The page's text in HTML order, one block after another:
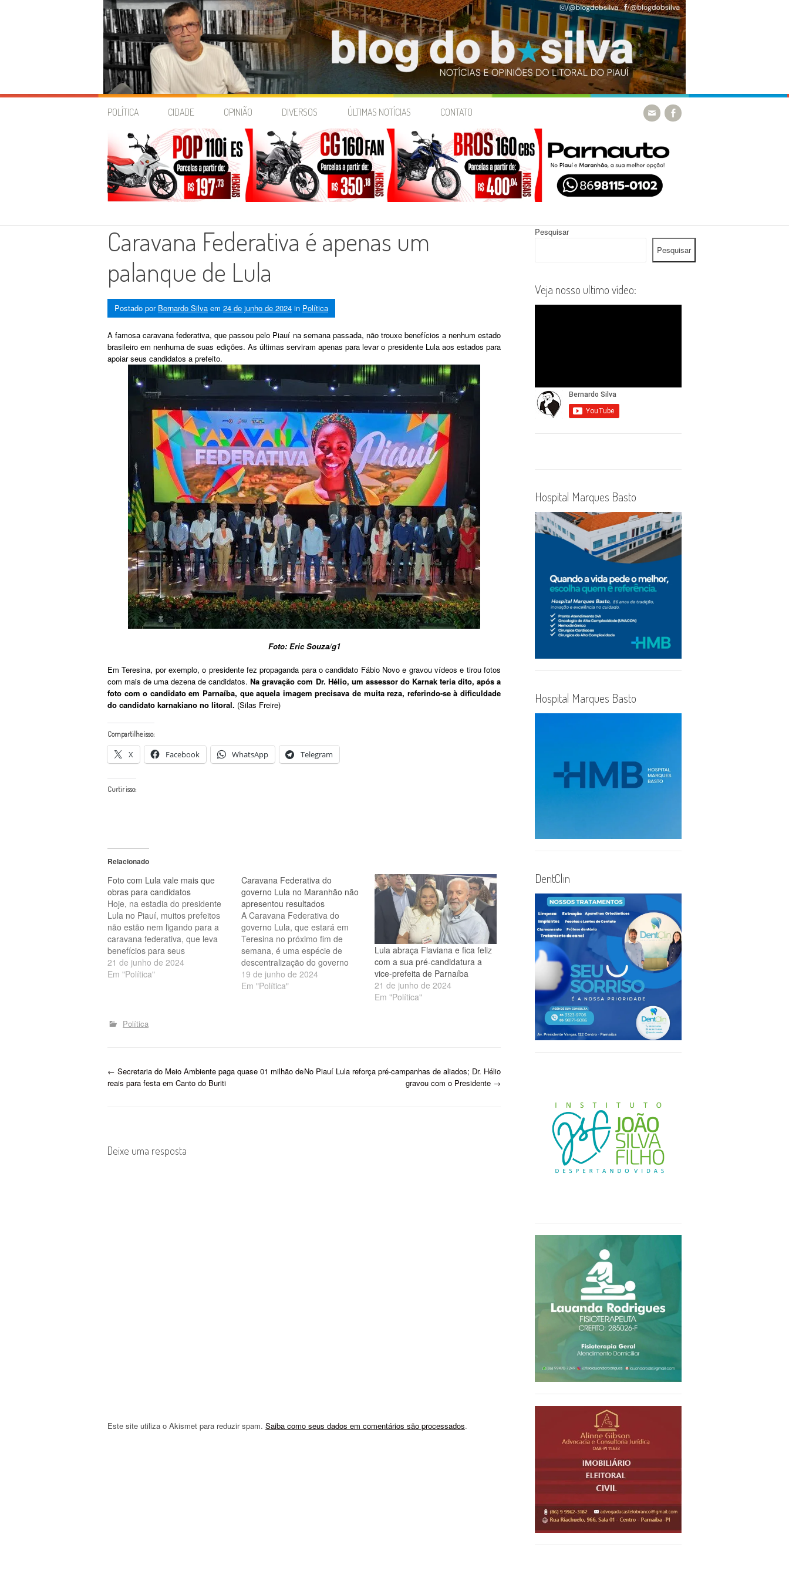
Skip
POLÍTICA CIDADE OPINIÃO DIVERSOS ÚLTIMAS NOTÍCIAS CONTATO
Caravana Federativa é apenas um
palanque de Lula
Postado por Bernardo Silva em 24 de junho de 2024 in Política
A famosa caravana federativa, que passou pelo Piauí na semana passada, não trouxe benefícios a nenhum estado
brasileiro em nenhuma de suas edições. As últimas serviram apenas para levar o presidente Lula aos estados para
apoiar seus candidatos a prefeito.
Foto: Eric Souza/g1
Em Teresina, por exemplo, o presidente fez propaganda para o candidato Fábio Novo e gravou vídeos e tirou fotos
com mais de uma dezena de candidatos.Na gravação com Dr. Hélio, um assessor do Karnak teria dito, após a
foto com o candidato em Parnaíba, que aquela imagem precisava de muita reza, referindo-se à dificuldade
do candidato karnakiano no litoral. (Silas Freire)
Compartilhe isso:
X Facebook WhatsApp Telegram
Curtir isso:
Relacionado
Foto com Lula vale mais que
obras para candidatos
Hoje, na estadia do presidente
Lula no Piauí, muitos prefeitos
não estão nem ligando para a
caravana federativa, que leva
benefícios para seus
municípios. A preocupação é se
apegar a alguém que possa
ainda…
21 de junho de 2024
Em "Política"
Caravana Federativa do
governo Lula no Maranhão não
apresentou resultados
A Caravana Federativa do
governo Lula, que estará em
Teresina no próximo fim de
semana, é uma espécie de
descentralização do governo
para os estados. No Maranhão,
em sua quinta edição, causou
19 de junho de 2024
Em "Política"
Lula abraça Flaviana e fica feliz
com a sua pré-candidatura a
vice-prefeita de Parnaíba
21 de junho de 2024
Em "Política"
Política
P
t
← Secretaria do Meio Ambiente paga quase 01 milhão de
reais para festa em Canto do Buriti
No Piauí Lula reforça pré-campanhas de aliados; Dr. Hélio
gravou com o Presidente →
Deixe uma resposta
Este site utiliza o Akismet para reduzir spam. Saiba como seus dados em comentários são processados.
Pesquisar
Pesquisar
Veja nosso ultimo vídeo:
Hospital Marques Basto
Hospital Marques Basto
DentClin